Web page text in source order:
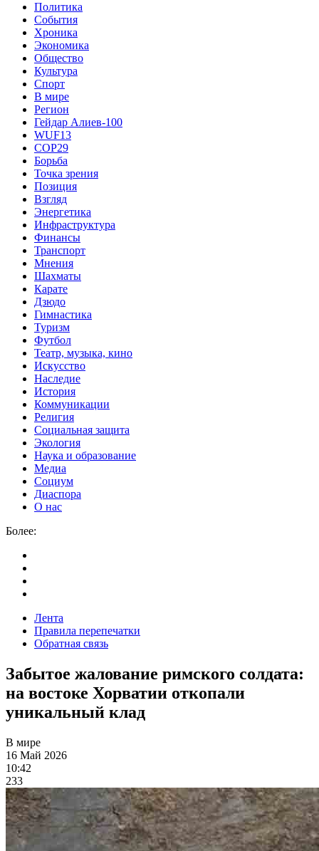
Политика
События
Хроника
Экономика
Общество
Культура
Спорт
В мире
Регион
Гейдар Алиев-100
WUF13
COP29
Борьба
Точка зрения
Позиция
Взгляд
Энергетика
Инфраструктура
Финансы
Транспорт
Мнения
Шахматы
Карате
Дзюдо
Гимнастика
Туризм
Футбол
Театр, музыка, кино
Искусство
Наследие
История
Коммуникации
Религия
Социальная защита
Экология
Наука и образование
Медиа
Социум
Диаспора
О нас
Более:
Лента
Правила перепечатки
Обратная связь
Забытое жалование римского солдата:
на востоке Хорватии откопали
уникальный клад
В мире
16 Май 2026
10:42
233